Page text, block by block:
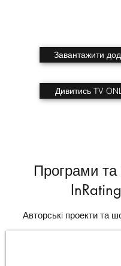
Завантажити
Дивитись TV
Програми та
InRating
Авторськi проекти та